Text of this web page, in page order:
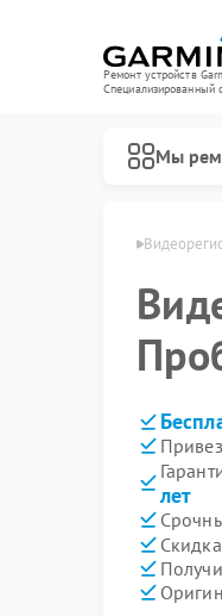
Ремонт устройств
Специализированный
Мы
лет